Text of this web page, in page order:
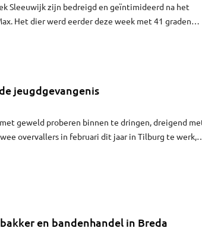
Sleeuwijk zijn bedreigd en geïntimideerd na het
Het dier werd eerder deze week met 41 graden
jeugdgevangenis
geweld proberen binnen te dringen, dreigend
overvallers in februari dit jaar in Tilburg te werk,
en bandenhandel in Breda